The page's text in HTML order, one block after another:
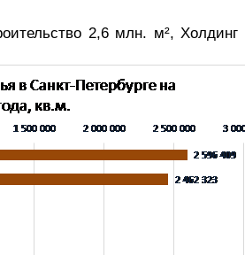
2,6 млн. м²,